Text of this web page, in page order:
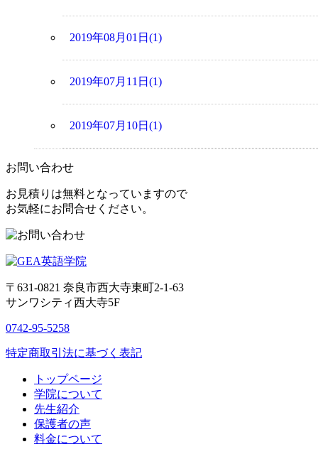
2019年08月01日(1)
2019年07月11日(1)
2019年07月10日(1)
お問い合わせ
お見積りは無料となっていますので
お気軽にお問合せください。
〒631-0821 奈良市西大寺東町2-1-63
サンワシティ西大寺5F
0742-95-5258
特定商取引法に基づく表記
トップページ
学院について
先生紹介
保護者の声
料金について